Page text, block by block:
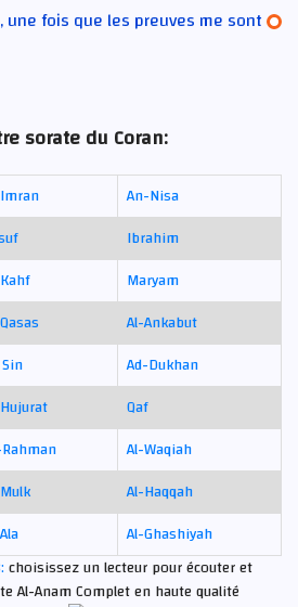
fois que les preuves me sont
sorate du Coran:
An-Nisa
Ibrahim
Maryam
Al-Ankabut
Ad-Dukhan
Qaf
Al-Waqiah
Al-Haqqah
Al-Ghashiyah
choisissez un lecteur pour écouter et
Al-Anam Complet en haute qualité